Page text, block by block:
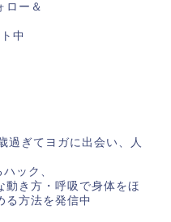
ロー＆
中
ぎてヨガに出会い、人
ック、
動き方・呼吸で身体をほ
る方法を発信中